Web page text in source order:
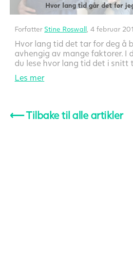
Hvor lang tid går det før
Forfatter Stine Roswall , 4 februar
Hvor lang tid det tar for deg å
avhengig av mange faktorer. I
du lese hvor lang tid det i snitt
Les mer
⟵Tilbake til alle artikler